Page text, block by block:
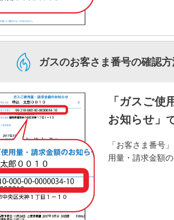
ガスのお客さま番号の確認方
「ガスご使
お知らせ」
「お客さま番号
用量・請求金額